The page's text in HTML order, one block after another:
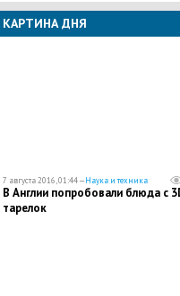
КАРТИНА ДНЯ
7 августа 2016, 01:44 —Наука и техника
В Англии попробовали блюда с
тарелок